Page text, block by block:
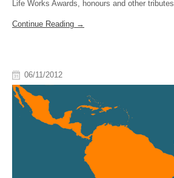
Life Works Awards, honours and other tributes
Continue Reading →
06/11/2012